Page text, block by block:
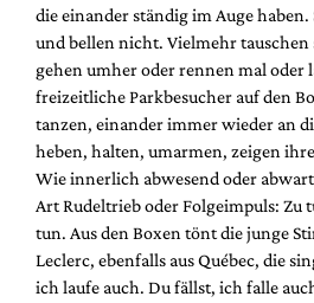
die einander ständig im Auge haben.
und bellen nicht. Vielmehr tauschen
gehen umher oder rennen mal oder
freizeitliche Parkbesucher auf den
tanzen, einander immer wieder an
heben, halten, umarmen, zeigen
Wie innerlich abwesend oder
Art Rudeltrieb oder Folgeimpuls: Zu
tun. Aus den Boxen tönt die junge
Leclerc, ebenfalls aus Québec, die
ich laufe auch. Du fällst, ich falle